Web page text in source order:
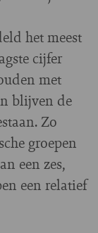
het meest
cijfer
met
blijven de
Zo
groepen
een zes,
een relatief